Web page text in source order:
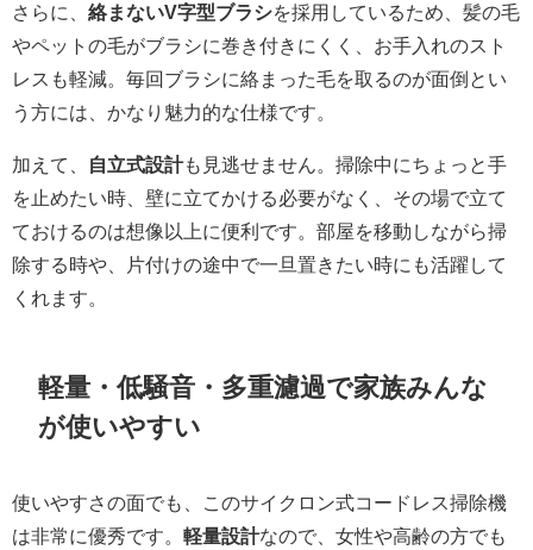
さらに、 絡まないV字型ブラシを採用しているため、髪の毛
やペットの毛がブラシに巻き付きにくく、お手入れのスト
レスも軽減。毎回ブラシに絡まった毛を取るのが面倒とい
う方には、かなり魅力的な仕様です。
加えて、 自立式設計も見逃せません。掃除中にちょっと手
を止めたい時、壁に立てかける必要がなく、その場で立て
ておけるのは想像以上に便利です。部屋を移動しながら掃
除する時や、片付けの途中で一旦置きたい時にも活躍して
くれます。
軽量・低騒音・多重濾過で家族みんな
が使いやすい
使いやすさの面でも、このサイクロン式コードレス掃除機
は非常に優秀です。 軽量設計なので、女性や高齢の方でも